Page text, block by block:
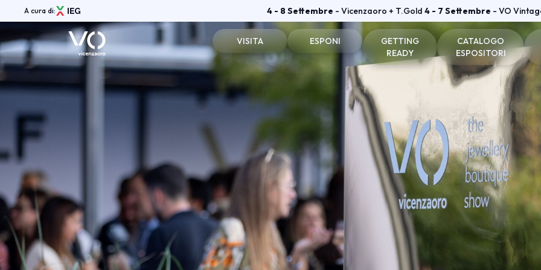
A cura di: 4 - 8 Settembre - Vicenzaoro + T.Gold 4 - 7 Settembre - VO
VISITA
Registrazione e badge
Info pratiche visitatori
Perchè visitare
Area Riservata
ESPONI
Perché esporre
Diventa espositore
Info utili per esporre
Area riservata Vicenzaoro
Area riservata T.Gold
GETTING
READY
Dove soggiornare
Dove parcheggiare
CATALOGO
ESPOSITORI
Espositori Vicenzaoro
Espositori T.GOLD
Media Gallery
Partners
News
Shop
Contatti